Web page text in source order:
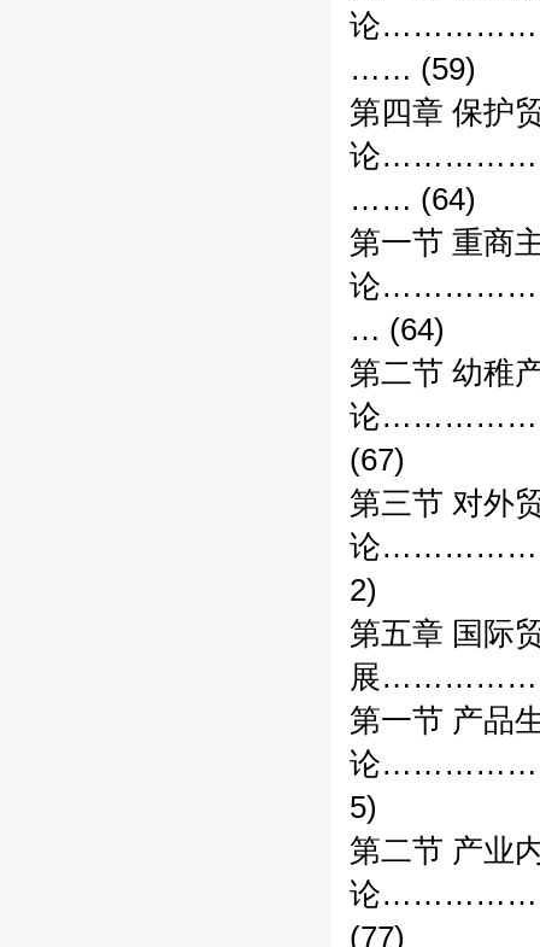
论
…… (59)
第四章 保护
论
…… (64)
第一节 重商
论
… (64)
第二节 幼稚
论
(67)
第三节 对外
论
2)
第五章 国际
展
第一节 产品
论
5)
第二节 产业
论
(77)